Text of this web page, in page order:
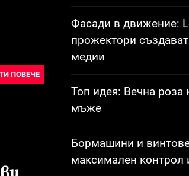
ПОВЕЧЕ
Фасади в движение:
прожектори
медии
Топ идея: Вечна роза
мъже
Бормашини и
максимален контрол